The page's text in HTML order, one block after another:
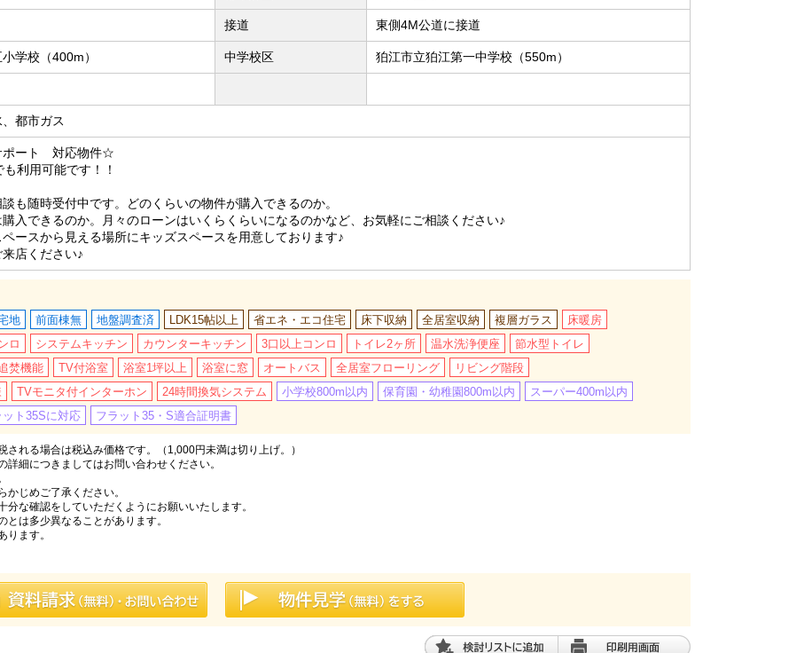
接道 東側4M公道に接道
学校（400m） 中学校区 狛江市立狛江第一中学校（550m）
都市ガス
ポート 対応物件☆
利用可能です！！
も随時受付中です。どのくらいの物件が購入できるのか。
入できるのか。月々のローンはいくらくらいになるのかなど、お気軽にご相談ください♪
ースから見える場所にキッズスペースを用意しております♪
店ください♪
地 前面棟無 地盤調査済 LDK15帖以上 省エネ・エコ住宅 床下収納 全居室収納 複層ガラス
床暖房
ロ システムキッチン カウンターキッチン 3口以上コンロ トイレ2ヶ所 温水洗浄便座
節水型トイレ
焚機能 TV付浴室 浴室1坪以上 浴室に窓 オートバス 全居室フローリング
リビング階段
TVモニタ付インターホン 24時間換気システム 小学校800m以内 保育園・幼稚園800m以内
スーパー400m以内
ット35Sに対応 フラット35・S適合証明書
れる場合は税込み価格です。（1,000円未満は切り上げ。）
細につきましてはお問い合わせください。
じめご了承ください。
な確認をしていただくようにお願いいたします。
は多少異なることがあります。
ます。